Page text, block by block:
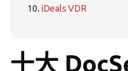
iDeals VDR
十大